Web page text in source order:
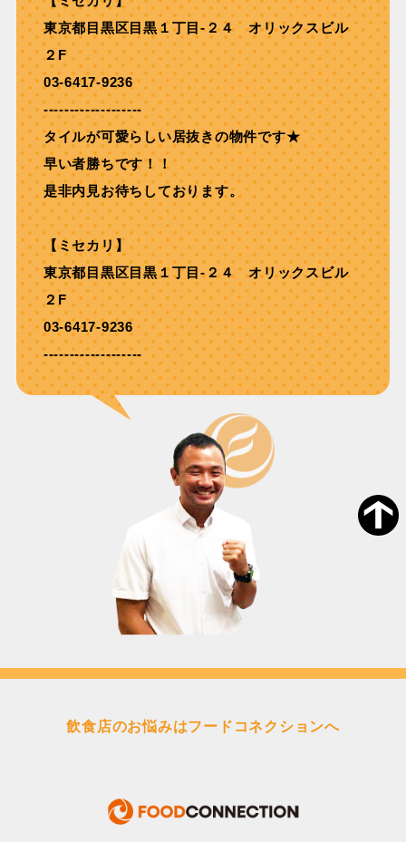
東京都目黒区目黒１丁目-２４ オリックスビル
２F
03-6417-9236
-------------------
タイルが可愛らしい居抜きの物件です★
早い者勝ちです！！
是非内見お待ちしております。
【ミセカリ】
東京都目黒区目黒１丁目-２４ オリックスビル
２F
03-6417-9236
-------------------
飲食店のお悩みはフードコネクションへ